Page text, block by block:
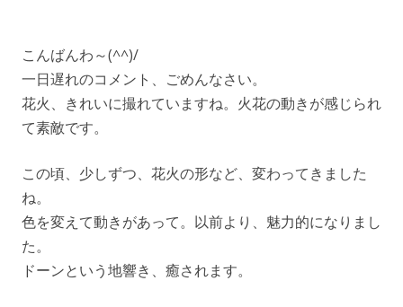
こんばんわ～(^^)/
一日遅れのコメント、ごめんなさい。
花火、きれいに撮れていますね。火花の動きが感じられ
て素敵です。
この頃、少しずつ、花火の形など、変わってきました
ね。
色を変えて動きがあって。以前より、魅力的になりまし
た。
ドーンという地響き、癒されます。